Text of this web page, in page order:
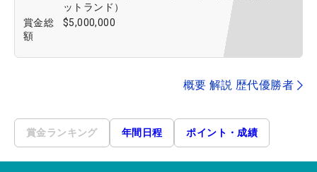
ットランド）
賞金総
額
$5,000,000
概要 解説 歴代優勝者
賞金ランキング 年間日程 ポイント・成績